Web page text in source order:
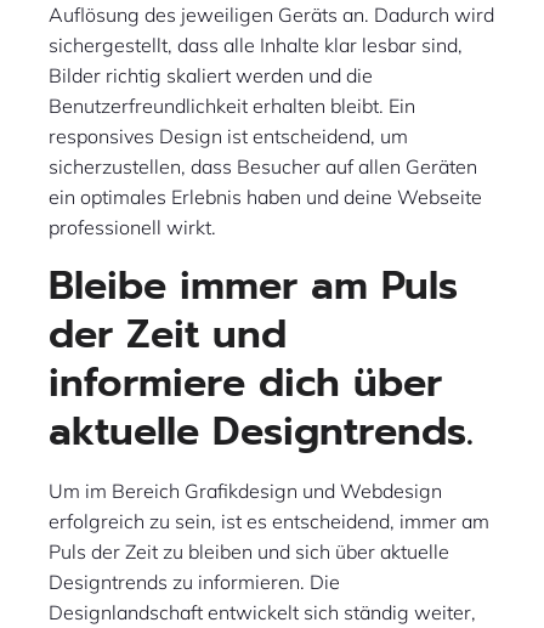
Auflösung des jeweiligen Geräts an. Dadurch wird
sichergestellt, dass alle Inhalte klar lesbar sind,
Bilder richtig skaliert werden und die
Benutzerfreundlichkeit erhalten bleibt. Ein
responsives Design ist entscheidend, um
sicherzustellen, dass Besucher auf allen Geräten
ein optimales Erlebnis haben und deine Webseite
professionell wirkt.
Bleibe immer am Puls
der Zeit und
informiere dich über
aktuelle Designtrends.
Um im Bereich Grafikdesign und Webdesign
erfolgreich zu sein, ist es entscheidend, immer am
Puls der Zeit zu bleiben und sich über aktuelle
Designtrends zu informieren. Die
Designlandschaft entwickelt sich ständig weiter,